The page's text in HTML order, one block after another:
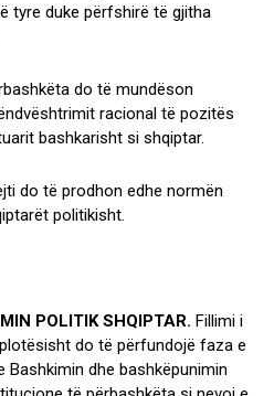
tyre duke përfshirë të gjitha
do të mundëson
racional të pozitës
bashkarisht si shqiptar.
do të prodhon edhe normën
politikisht.
POLITIK SHQIPTAR. Fillimi i
do të përfundojë faza e
Bashkimin dhe bashkëpunimin